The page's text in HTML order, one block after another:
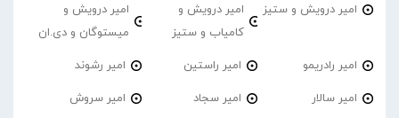
امیر درویش و ستیز
امیر درویش و
کامیاب و ستیز
امیر درویش و
میستوگان و دی.ان
امیر رادریمو امیر راستین امیر رشوند
امیر سالار امیر سجاد امیر سروش